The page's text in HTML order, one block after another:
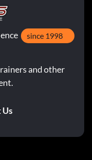
since 1998
and other